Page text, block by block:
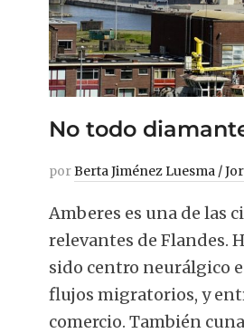
No todo
porBerta Jiménez Luesma /
Amberes es una de las
relevantes de Flandes.
sido centro neurálgico
flujos migratorios, y
comercio. También